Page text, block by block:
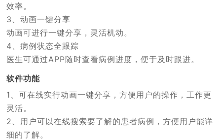
效率。
3、动画一键分享
动画可进行一键分享，灵活机动。
4、病例状态全跟踪
医生可通过APP随时查看病例进度，便于及时跟进。
软件功能
1、可在线实行动画一键分享，方便用户的操作，工作更
灵活。
2、用户可以在线搜索要了解的患者病例，方便用户能详
细的了解。